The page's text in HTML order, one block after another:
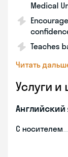
Medical
Teaches
Читать
Услуги и
Английский
С носителем